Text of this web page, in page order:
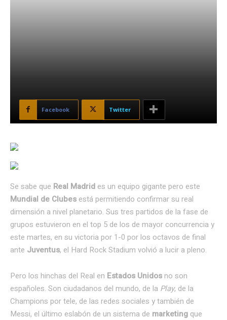
Facebook Twitter
Se sabe que Real Madrid es un equipo gigante pero este
Mundial de Clubes está permitiendo confirmar su real
dimensión a nivel planetario. Sus tres partidos de la fase de
grupos estuvieron en el top 5 de los de mayor concurrencia y
este martes, en su victoria por 1-0 por los octavos de final
ante Juventus, el Hard Rock Stadium volvió a lucir a pleno.
Pero los hinchas del Real en Estados Unidos no son
españoles. Son ciudadanos del mundo, de la Play, de la
Champions por tele, de las redes sociales y también de
Messi, el último eslabón de un sistema de marketing que